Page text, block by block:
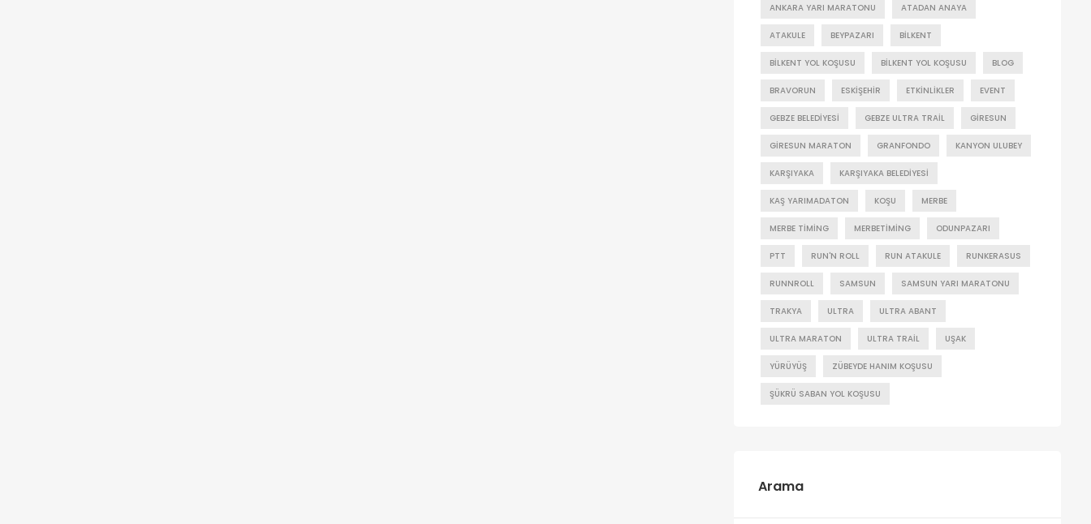
ANKARA YARI MARATONU ATADAN ANAYA
ATAKULE BEYPAZARI BILKENT
BILKENT YOL KOŞUSU BILKENT YOL KOŞUSU BLOG
BRAVORUN ESKIŞEHIR ETKINLIKLER EVENT
GEBZE BELEDIYESI GEBZE ULTRA TRAIL GIRESUN
GIRESUN MARATON GRANFONDO KANYON ULUBEY
KARŞIYAKA KARŞIYAKA BELEDIYESI
KAŞ YARIMADATON KOŞU MERBE
MERBE TIMING MERBETIMING ODUNPAZARI
PTT RUN'N ROLL RUN ATAKULE RUNKERASUS
RUNNROLL SAMSUN SAMSUN YARI MARATONU
TRAKYA ULTRA ULTRA ABANT
ULTRA MARATON ULTRA TRAIL UŞAK
YÜRÜYÜŞ ZÜBEYDE HANIM KOŞUSU
ŞÜKRÜ SABAN YOL KOŞUSU
Arama